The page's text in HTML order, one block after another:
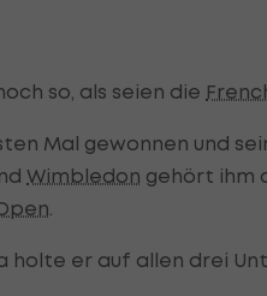
so, als seien die
Mal gewonnen und
Wimbledon gehört ihm
.
holte er auf allen drei